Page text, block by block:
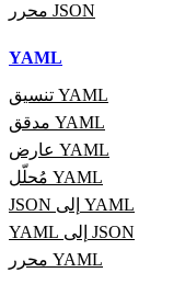
محرر JSON
YAML
تنسيق YAML
مدقق YAML
عارض YAML
مُحلّل YAML
JSON إلى YAML
YAML إلى JSON
محرر YAML